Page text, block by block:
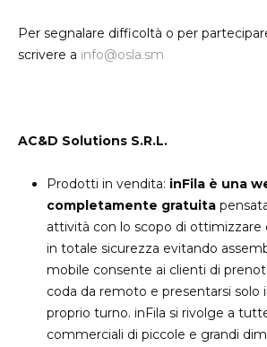
Per segnalare difficoltà o per
scrivere a info@osla.sm
AC&D Solutions S.R.L.
Prodotti in vendita: inFila è una
completamente gratuita
attività con lo scopo di ottimizzare
in totale sicurezza evitando
mobile consente ai clienti di
coda da remoto e presentarsi solo
proprio turno. inFila si rivolge a
commerciali di piccole e grandi